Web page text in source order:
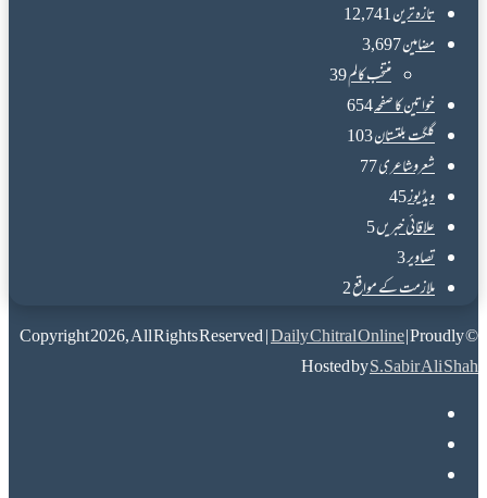
تازہ ترین12,741
مضامین3,697
منتخب کالم39
خواتین کا صفحہ654
گلگت بلتستان103
شعروشاعری77
ویڈیوز45
علاقائی خبریں5
تصاویر3
ملازمت کے مواقع2
© Copyright 2026, All Rights Reserved |
Daily Chitral Online| Proudly
Hosted byS.Sabir Ali Shah